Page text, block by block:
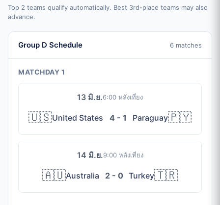
Top 2 teams qualify automatically. Best 3rd-place teams may also
advance.
Group D Schedule 6 matches
MATCHDAY 1
13 มิ.ย.6:00 หลังเที่ยง
🇺🇸United States 4 - 1 Paraguay🇵🇾
14 มิ.ย.9:00 หลังเที่ยง
🇦🇺Australia 2 - 0 Turkey🇹🇷